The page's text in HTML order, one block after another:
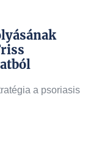
a psoriasis